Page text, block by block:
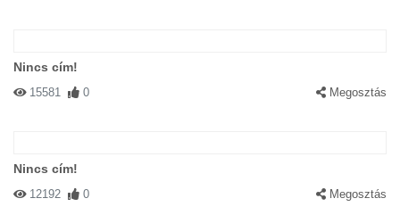
Nincs cím!
15581 0 Megosztás
Nincs cím!
12192 0 Megosztás